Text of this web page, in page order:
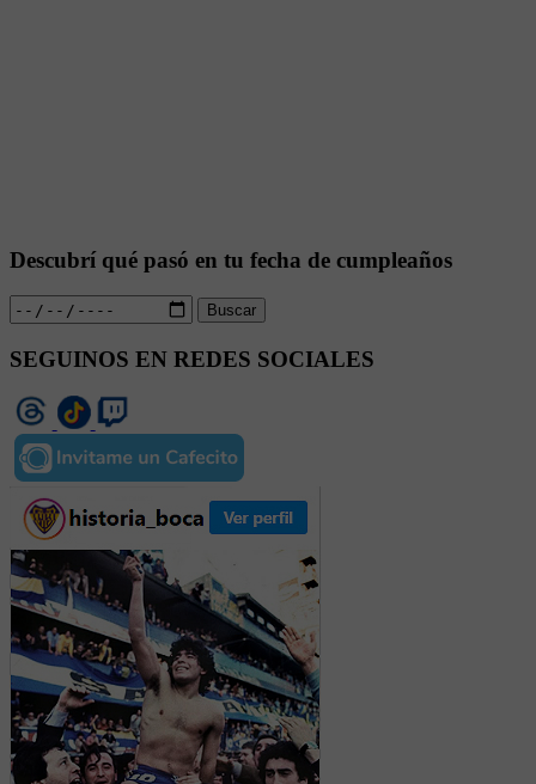
Descubrí qué pasó en tu fecha de cumpleaños
Buscar
SEGUINOS EN REDES SOCIALES